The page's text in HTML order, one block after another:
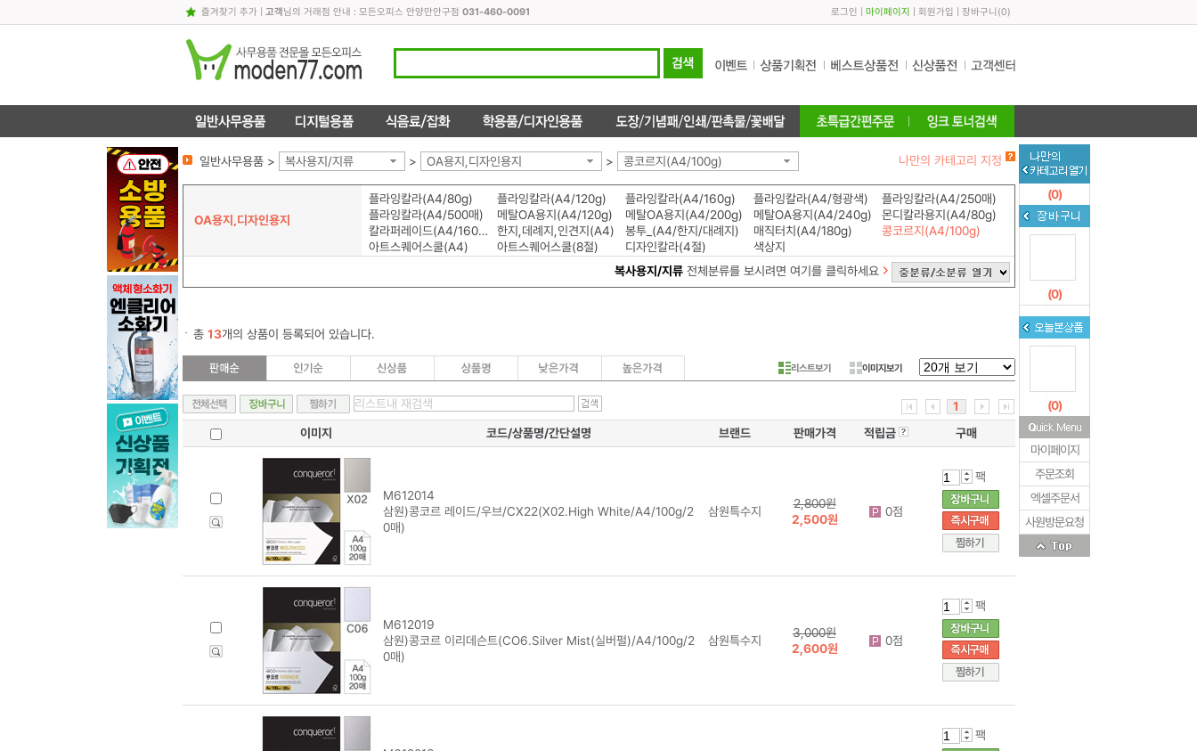
즐겨찾기 추가| 고객님의 거래점 안내 : 모든오피스 안양만안구점 031-460-0091 로그인 마이페이지 회원가입 장바구니 (0)
일반사무용품 > 복사용지/지류 > OA용지,디자인용지 > 콩코르지(A4/100g) 나만의 카테고리 지정
OA용지,디자인용지
플라잉칼라(A4/80g) 플라잉칼라(A4/120g) 플라잉칼라(A4/160g) 플라잉칼라(A4/형광색)
플라잉칼라(A4/250매)
플라잉칼라(A4/500매)
메탈OA용지(A4/120g) 메탈OA용지(A4/200g) 메탈OA용지(A4/240g)
몬디칼라용지(A4/80g)
칼라퍼레이드(A4/160g)
한지,데례지,인견지(A4) 봉투_(A4/한지/대례지) 매직터치(A4/180g)
콩코르지(A4/100g)
아트스퀘어스쿨(A4)
아트스퀘어스쿨(8절) 디자인칼라(4절)
색상지
복사용지/지류전체분류를 보시려면 여기를 클릭하세요
총 13개의 상품이 등록되어 있습니다.
리스트보기 이미지보기
1
이미지
코드/상품명/간단설명 브랜드 판매가격 적립금 구매
M612014
삼원)콩코르 레이드/우브/CX22(X02.High White/A4/100g/2
0매)
삼원특수지
2,800원
2,500원
0점
팩
M612019
삼원)콩코르 이리데슨트(CO6.Silver Mist(실버펄)/A4/100g/2
0매)
삼원특수지
3,000원
2,600원
0점
팩
팩
(0)
(0)
(0)
마이페이지
주문조회
엑셀주문서
사원방문요청